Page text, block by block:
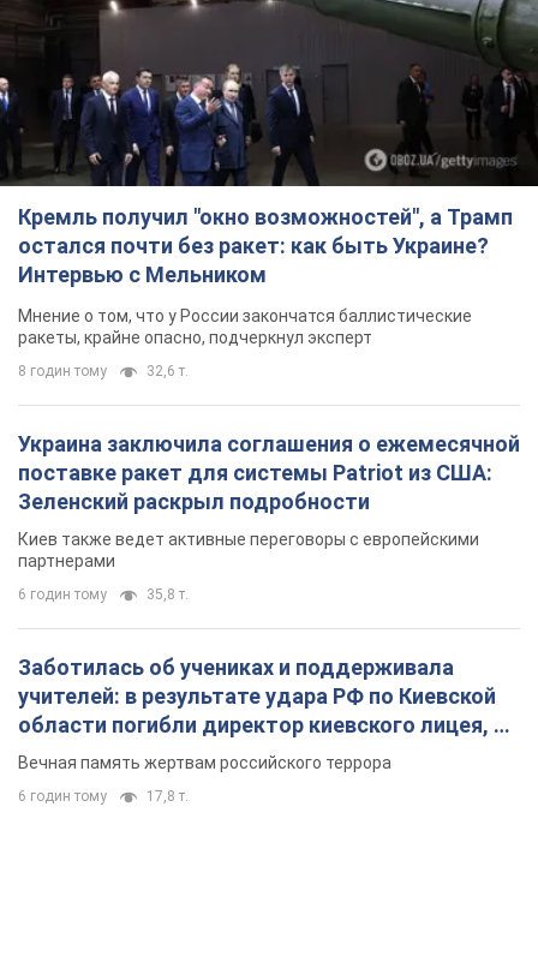
Кремль получил "окно возможностей", а Трамп
остался почти без ракет: как быть Украине?
Интервью с Мельником
Мнение о том, что у России закончатся баллистические
ракеты, крайне опасно, подчеркнул эксперт
8 годин тому 32,6 т.
Украина заключила соглашения о ежемесячной
поставке ракет для системы Patriot из США:
Зеленский раскрыл подробности
Киев также ведет активные переговоры с европейскими
партнерами
6 годин тому 35,8 т.
Заботилась об учениках и поддерживала
учителей: в результате удара РФ по Киевской
области погибли директор киевского лицея, её
муж и внук
Вечная память жертвам российского террора
6 годин тому 17,8 т.